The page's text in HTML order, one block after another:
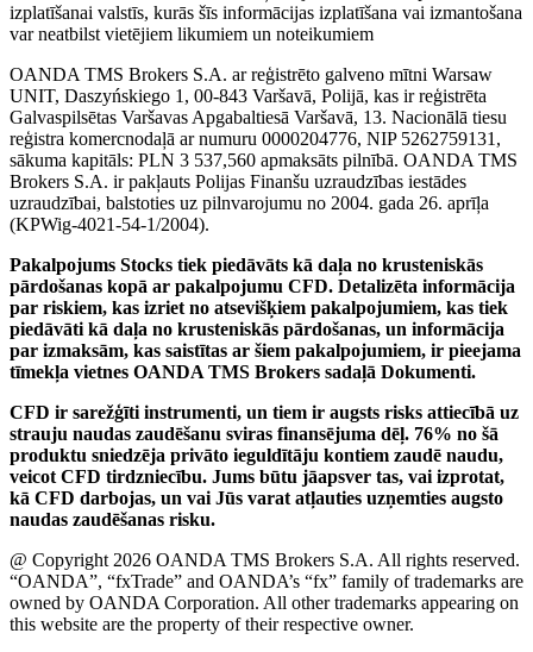
izplatīšanai valstīs, kurās šīs informācijas izplatīšana vai izmantošana
var neatbilst vietējiem likumiem un noteikumiem
OANDA TMS Brokers S.A. ar reģistrēto galveno mītni Warsaw
UNIT, Daszyńskiego 1, 00-843 Varšavā, Polijā, kas ir reģistrēta
Galvaspilsētas Varšavas Apgabaltiesā Varšavā, 13. Nacionālā tiesu
reģistra komercnodaļā ar numuru 0000204776, NIP 5262759131,
sākuma kapitāls: PLN 3 537,560 apmaksāts pilnībā. OANDA TMS
Brokers S.A. ir pakļauts Polijas Finanšu uzraudzības iestādes
uzraudzībai, balstoties uz pilnvarojumu no 2004. gada 26. aprīļa
(KPWig-4021-54-1/2004).
Pakalpojums Stocks tiek piedāvāts kā daļa no krusteniskās
pārdošanas kopā ar pakalpojumu CFD. Detalizēta informācija
par riskiem, kas izriet no atsevišķiem pakalpojumiem, kas tiek
piedāvāti kā daļa no krusteniskās pārdošanas, un informācija
par izmaksām, kas saistītas ar šiem pakalpojumiem, ir pieejama
tīmekļa vietnes OANDA TMS Brokers sadaļā Dokumenti.
CFD ir sarežģīti instrumenti, un tiem ir augsts risks attiecībā uz
strauju naudas zaudēšanu sviras finansējuma dēļ. 76% no šā
produktu sniedzēja privāto ieguldītāju kontiem zaudē naudu,
veicot CFD tirdzniecību. Jums būtu jāapsver tas, vai izprotat,
kā CFD darbojas, un vai Jūs varat atļauties uzņemties augsto
naudas zaudēšanas risku.
@ Copyright 2026 OANDA TMS Brokers S.A. All rights reserved.
“OANDA”, “fxTrade” and OANDA’s “fx” family of trademarks are
owned by OANDA Corporation. All other trademarks appearing on
this website are the property of their respective owner.